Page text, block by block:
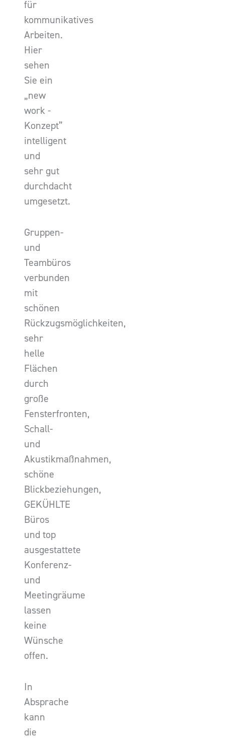
für
kommunikatives
Arbeiten.
Hier
sehen
Sie ein
„new
work -
Konzept”
intelligent
und
sehr gut
durchdacht
umgesetzt.
Gruppen-
und
Teambüros
verbunden
mit
schönen
Rückzugsmöglichkeiten,
sehr
helle
Flächen
durch
große
Fensterfronten,
Schall-
und
Akustikmaßnahmen,
schöne
Blickbeziehungen,
GEKÜHLTE
Büros
und top
ausgestattete
Konferenz-
und
Meetingräume
lassen
keine
Wünsche
offen.
In
Absprache
kann
die